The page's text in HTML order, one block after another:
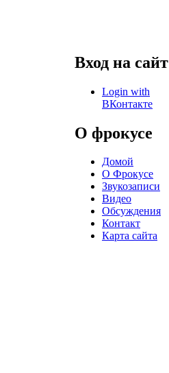
Вход на сайт
Login with
ВКонтакте
О фрокусе
Домой
О Фрокусе
Звукозаписи
Видео
Обсуждения
Контакт
Карта сайта